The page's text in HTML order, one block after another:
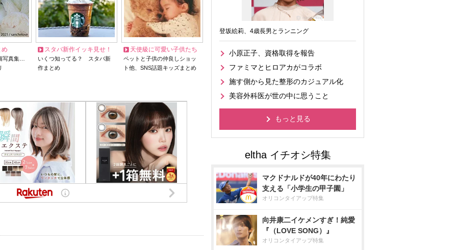
め
写真集…
スタバ新作イッキ見せ！
いくつ知ってる？ スタバ新
作まとめ
天使級に可愛い子供たち
ペットと子供の仲良しショッ
ト他、SNS話題キッズまとめ
登坂絵莉、4歳長男とランニング
小原正子、資格取得を報告
ファミマとヒロアカがコラボ
施す側から見た整形のカジュアル化
美容外科医が世の中に思うこと
もっと見る
マクドナルドが40年にわたり
支える「小学生の甲子園」
オリコンタイアップ特集
向井康二イケメンすぎ！純愛
『（LOVE SONG）』
オリコンタイアップ特集